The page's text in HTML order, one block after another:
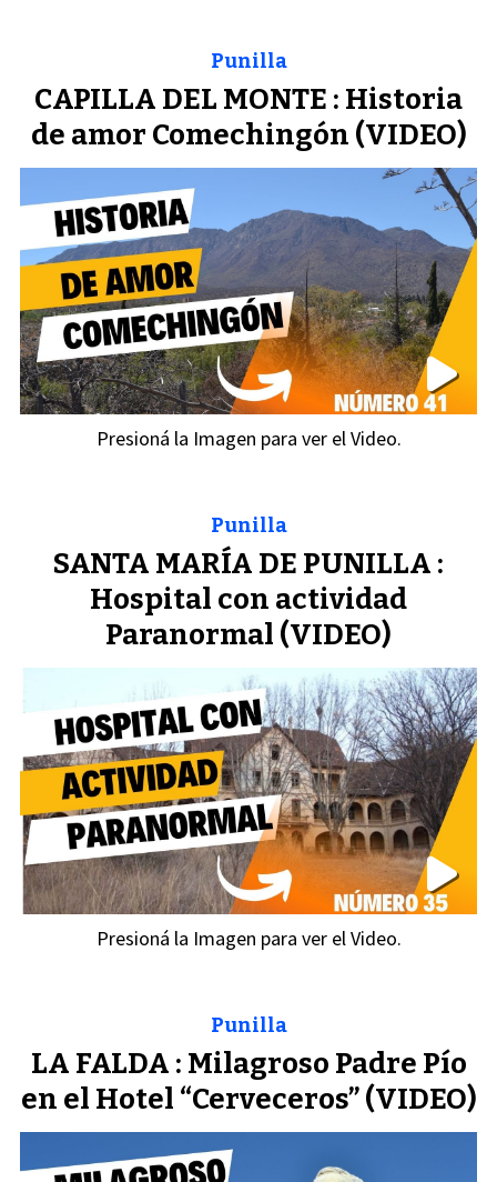
CAPILLA DEL MONTE : Historia
de amor Comechingón (VIDEO)
Punilla
Presioná la Imagen para ver el Video.
SANTA MARÍA DE PUNILLA :
Hospital con actividad
Paranormal (VIDEO)
Punilla
Presioná la Imagen para ver el Video.
LA FALDA : Milagroso Padre Pío
en el Hotel “Cerveceros” (VIDEO)
Punilla